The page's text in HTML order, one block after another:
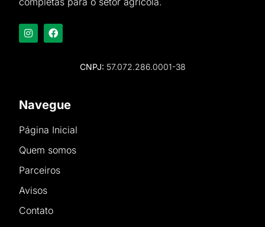
CNPJ: 57.072.286.0001-38
Navegue
Página Inicial
Quem somos
Parceiros
Avisos
Contato